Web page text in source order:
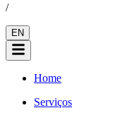
/
EN
Home
Serviços